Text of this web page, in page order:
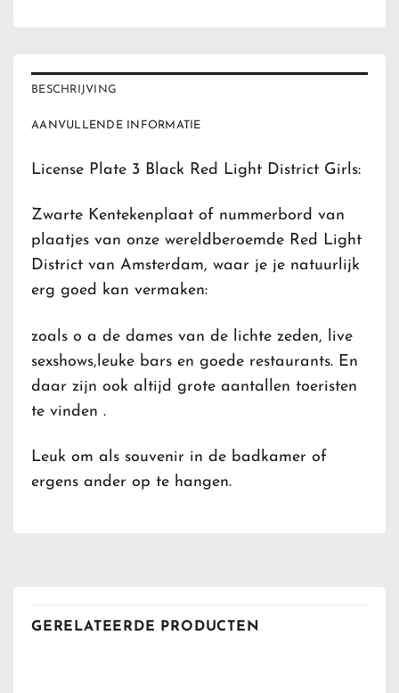
BESCHRIJVING
AANVULLENDE INFORMATIE
License Plate 3 Black Red Light District Girls:
Zwarte Kentekenplaat of nummerbord van
plaatjes van onze wereldberoemde Red Light
District van Amsterdam, waar je je natuurlijk
erg goed kan vermaken:
zoals o a de dames van de lichte zeden, live
sexshows,leuke bars en goede restaurants. En
daar zijn ook altijd grote aantallen toeristen
te vinden .
Leuk om als souvenir in de badkamer of
ergens ander op te hangen.
GERELATEERDE PRODUCTEN